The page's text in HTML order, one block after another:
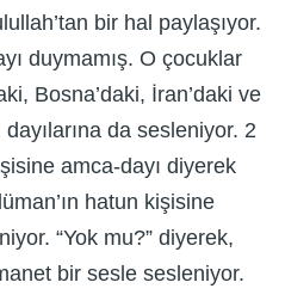
bir hal paylaşıyor.
duymamış. O çocuklar
Bosna’daki, İran’daki ve
da sesleniyor. 2
amca-dayı diyerek
hatun kişisine
“Yok mu?” diyerek,
bir sesle sesleniyor.